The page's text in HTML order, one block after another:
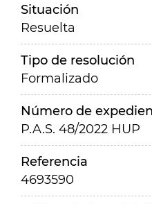
Situación
Resuelta
Tipo de resolución
Formalizado
Número de
P.A.S. 48/2022 HUP
Referencia
4693590